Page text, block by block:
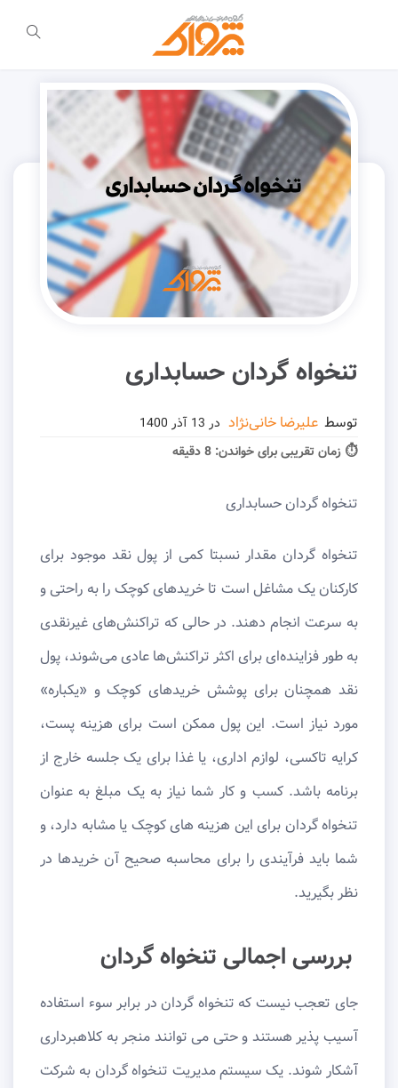
تنخواه گردان حسابداری
توسط علیرضا خانی‌نژاد در
⏱ زمان تقریبی برای خواندن: 8 دقیقه
تنخواه گردان حسابداری
تنخواه گردان مقدار نسبتا کمی از پول نقد موجود برای
کارکنان یک مشاغل است تا خریدهای کوچک را به راحتی و
به سرعت انجام دهند. در حالی که تراکنش‌های غیرنقدی
به طور فزاینده‌ای برای اکثر تراکنش‌ها عادی می‌شوند، پول
نقد همچنان برای پوشش خریدهای کوچک و «یکباره»
مورد نیاز است. این پول ممکن است برای هزینه پست،
کرایه تاکسی، لوازم اداری، یا غذا برای یک جلسه خارج از
برنامه باشد. کسب و کار شما نیاز به یک مبلغ به عنوان
تنخواه گردان برای این هزینه های کوچک یا مشابه دارد، و
شما باید فرآیندی را برای محاسبه صحیح آن خریدها در
نظر بگیرید.
بررسی اجمالی تنخواه گردان
جای تعجب نیست که تنخواه گردان در برابر سوء استفاده
آسیب پذیر هستند و حتی می توانند منجر به کلاهبرداری
آشکار شوند. یک سیستم مدیریت تنخواه گردان به شرکت